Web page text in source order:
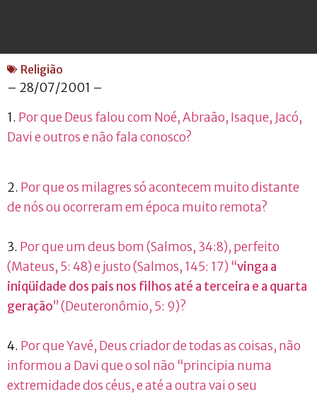
Religião
– 28/07/2001 –
1. Por que Deus falou com Noé, Abraão, Isaque, Jacó,
Davi e outros e não fala conosco?
2. Por que os milagres só acontecem muito distante
de nós ou ocorreram em época muito remota?
3. Por que um deus bom (Salmos, 34:8), perfeito
(Mateus, 5: 48) e justo (Salmos, 145: 17) “vinga a
iniqüidade dos pais nos filhos até a terceira e a quarta
geração” (Deuteronômio, 5: 9)?
4. Por que Yavé, Deus criador de todas as coisas, não
informou a Davi que o sol não “principia numa
extremidade dos céus, e até a outra vai o seu